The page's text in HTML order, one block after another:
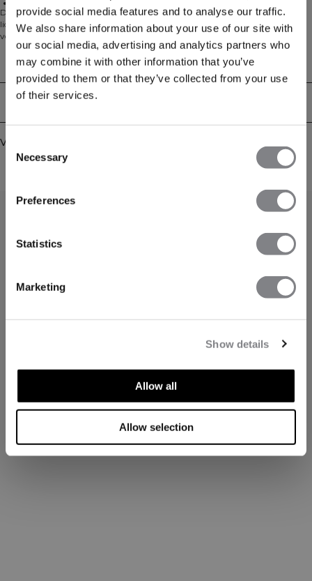
provide social media features and to analyse our traffic.
We also share information about your use of our site with
our social media, advertising and analytics partners who
may combine it with other information that you’ve
provided to them or that they’ve collected from your use
of their services.
Consent
Selection
Necessary
Preferences
Statistics
Marketing
Show details
Allow all
Allow selection
De Sculpt Seamless V-neck Sports Bra maakt deel uit van onze
lichaamsvormende Sculpt Seamless Collectie, ontworpen om je natuurlijke
vorm te versterken en je te ondersteunen tijdens elke workout. Deze sport-bh
met V-hals heeft gekruiste bandjes op de rug voor een stijlvolle look en een
decoratief keyhole-detail. Gemaakt van een lichtgewicht, naadloze jersey
aanpasbaar comfort. De naadloze constructie zorgt voor een gladde
afwerking onder elke outfit. Perfect voor trainingen of actieve dagen. 90%
Technische aspecten
Bezorging en retouren
Vergelijkbare producten